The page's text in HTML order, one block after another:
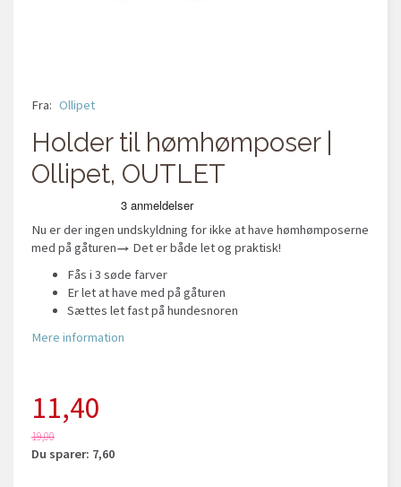
Fra: Ollipet
Holder til hømhømposer |
Ollipet, OUTLET
Nu er der ingen undskyldning for ikke at have hømhømposerne
med på gåturen→ Det er både let og praktisk!
Fås i 3 søde farver
Er let at have med på gåturen
Sættes let fast på hundesnoren
Mere information
11,40
19,00
Du sparer: 7,60